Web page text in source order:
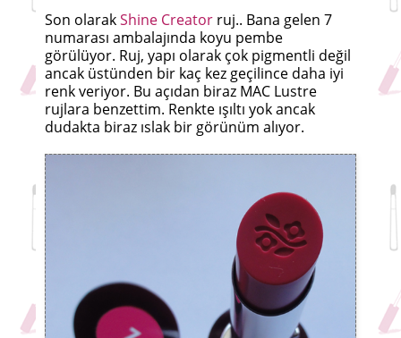
Son olarakShine Creator ruj.. Bana gelen 7
numarası ambalajında koyu pembe
görülüyor. Ruj, yapı olarak çok pigmentli değil
ancak üstünden bir kaç kez geçilince daha iyi
renk veriyor. Bu açıdan biraz MAC Lustre
rujlara benzettim. Renkte ışıltı yok ancak
dudakta biraz ıslak bir görünüm alıyor.